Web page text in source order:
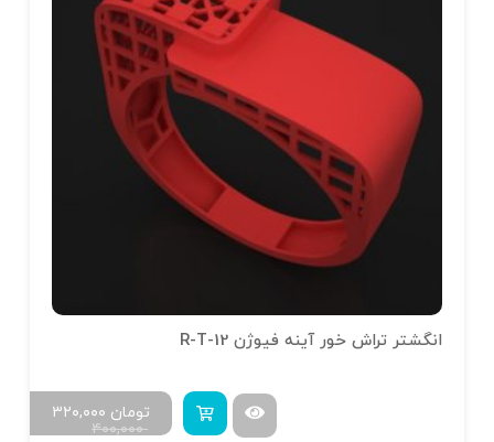
انگشتر تراش خور آینه فیوژن R-T-12
۴۰۰,۰۰۰
۳۲۰,۰۰۰ تومان